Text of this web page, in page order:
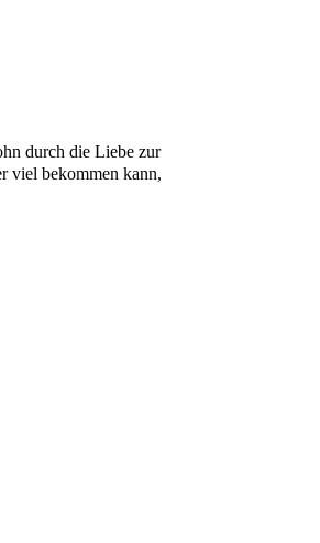
durch die Liebe zur
viel bekommen kann,